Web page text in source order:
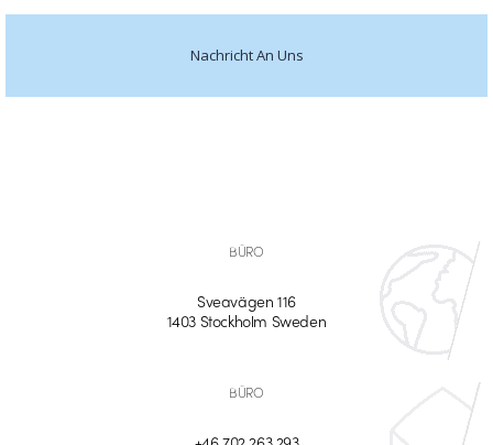
Nachricht An Uns
BÜRO
Sveavägen 116
1403 Stockholm Sweden
BÜRO